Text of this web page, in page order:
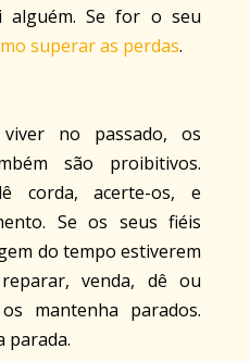
alguém. Se for o seu
superar as perdas.
no passado, os
são proibitivos.
corda, acerte-os, e
Se os seus fiéis
do tempo estiverem
venda, dê ou
mantenha parados.
parada.